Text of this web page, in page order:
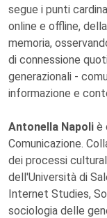
segue i punti
online e offline,
memoria,
di connessione
generazionali -
informazione e
Antonella Napoli è
Comunicazione.
dei processi
dell'Università di
Internet Studies,
sociologia delle